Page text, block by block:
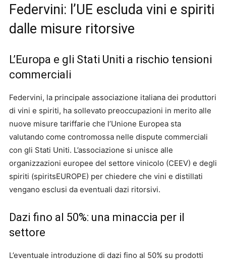
Federvini: l’UE escluda vini e spiriti
dalle misure ritorsive
L’Europa e gli Stati Uniti a rischio tensioni
commerciali
Federvini, la principale associazione italiana dei produttori
di vini e spiriti, ha sollevato preoccupazioni in merito alle
nuove misure tariffarie che l’Unione Europea sta
valutando come contromossa nelle dispute commerciali
con gli Stati Uniti. L’associazione si unisce alle
organizzazioni europee del settore vinicolo (CEEV) e degli
spiriti (spiritsEUROPE) per chiedere che vini e distillati
vengano esclusi da eventuali dazi ritorsivi.
Dazi fino al 50%: una minaccia per il
settore
L’eventuale introduzione di dazi fino al 50% su prodotti